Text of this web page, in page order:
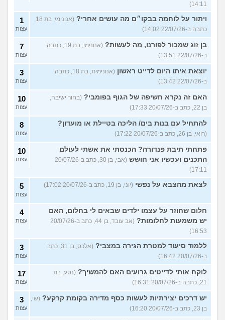
14:11)
ויתור על לוחמה בבקו״ם מה עושים אחרי?
(אנונימי, בת 18,
כתבה ב-22/07/26 14:02)
1
עצות
בן זוג שמכור לפורנו, מה לעשות?
(אנונימי, בת 19, כתבה
ב-22/07/26 13:51)
7
עצות
יוצאת איתו היום לדייט ראשון
(אנונימית, בת 18, כתבה
ב-22/07/26 13:42)
3
עצות
האם זה נקרא חשיפה של הגוף בפומבי? (בחור ישיבה,
בן 22, כתב ב-20/07/26 17:33)
10
עצות
להתחיל עם בנות בים/ הליכה בטיילת או מועדון?
(רואי, בן 26, כתב ב-20/07/26 17:22)
8
עצות
פתחתי תיבת פנדורה? הכנסתי את אשתי לעולם
התכנים ועכשיו אני חושש
(אבי, בן 30, כתב ב-20/07/26
17:11)
10
עצות
לצאת מהצבא על נפשי (יוני, בן 19, כתב ב-20/07/26 17:02) 5
עצות
חלום שחוזר על עצמו ילדים שבאים לי בחלום, האם
יש משמעות לחלומות?
(אב עובד, בן 44, כתב ב-20/07/26
16:53)
4
עצות
ללמוד סיעוד למטרת הגירה במצבי?
(אלכס, בן 31, כתב
ב-20/07/26 16:42)
3
עצות
לוקח אותי לדייטים גרועים האם להמשיך? (נטע, בת
21, כתבה ב-20/07/26 16:31)
17
עצות
יש דרכים יצירתיות לעשות כסף מדירה בקומת קרקע? (שי,
בן 23, כתב ב-20/07/26 16:20)
3
עצות